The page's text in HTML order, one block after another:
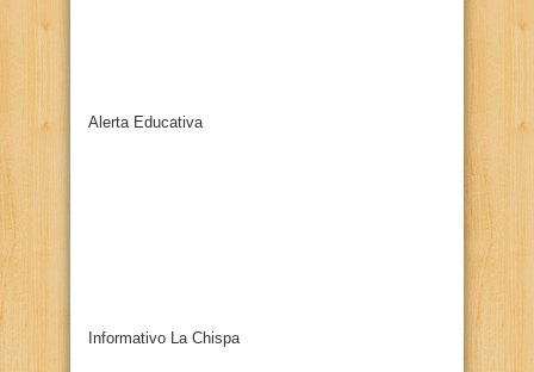
Alerta Educativa
Informativo La Chispa